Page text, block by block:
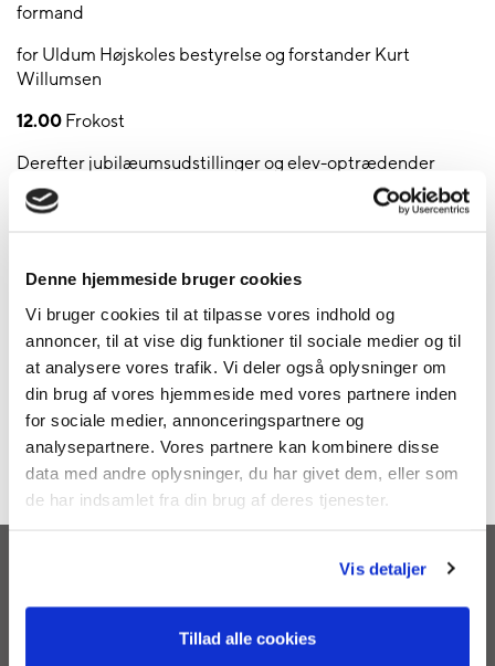
Denne hjemmeside bruger cookies
Vi bruger cookies til at tilpasse vores indhold og
annoncer, til at vise dig funktioner til sociale medier og til
at analysere vores trafik. Vi deler også oplysninger om
din brug af vores hjemmeside med vores partnere inden
for sociale medier, annonceringspartnere og
analysepartnere. Vores partnere kan kombinere disse
data med andre oplysninger, du har givet dem, eller som
de har indsamlet fra din brug af deres tjenester.
Vis detaljer
Tillad alle cookies
formand
for Uldum Højskoles bestyrelse og forstander Kurt
Willumsen
12.00 Frokost
Derefter jubilæumsudstillinger og elev-optrædender
14.00
Koncert med Alberte Winding og præsentation af
Derefter Kaffebord med højskolesang og indslag.
16.00Afslutning
Lukket for tilmelding
Læs mere om vores behandling af Persondata